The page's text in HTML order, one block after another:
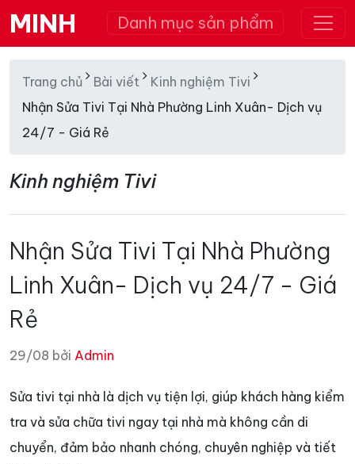
MINH Danh mục sản phẩm
Trang chủ Bài viết
Kinh nghiệm Tivi
Nhận Sửa Tivi Tại Nhà Phường Linh Xuân- Dịch vụ
24/7 - Giá Rẻ
Kinh nghiệm Tivi
Nhận Sửa Tivi Tại Nhà Phường
Linh Xuân- Dịch vụ 24/7 - Giá
Rẻ
29/08 bởi Admin
Sửa tivi tại nhà là dịch vụ tiện lợi, giúp khách hàng kiểm
tra và sửa chữa tivi ngay tại nhà mà không cần di
chuyển, đảm bảo nhanh chóng, chuyên nghiệp và tiết